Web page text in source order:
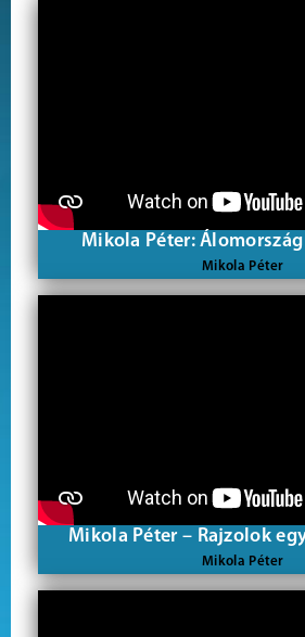
Mikola Péter:
Mikola Péter
Mikola Péter – Rajzolok
Mikola Péter